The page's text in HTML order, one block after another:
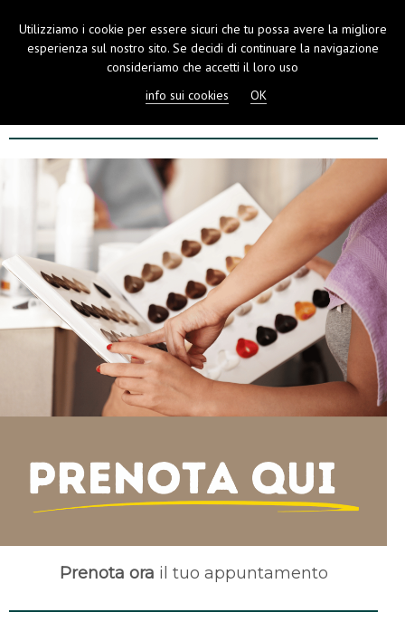
SERVIZI ONLINE
Prenota ora il tuo appuntamento
Utilizziamo i cookie per essere sicuri che tu possa avere la migliore
esperienza sul nostro sito. Se decidi di continuare la navigazione
consideriamo che accetti il loro uso
info sui cookies
OK